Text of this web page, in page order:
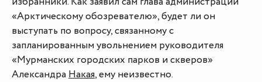
«Арктическому обозревателю», будет ли он
выступать по вопросу, связанному с
запланированным увольнением руководителя
«Мурманских городских парков и скверов»
Александра Накая, ему неизвестно.